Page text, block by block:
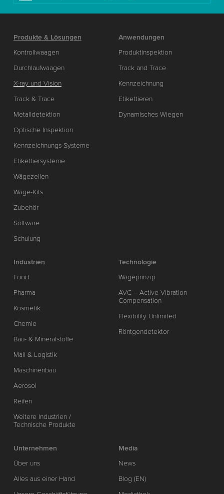
Produkte & Lösungen
Kontrollwaagen
Durchlaufwaagen
X-ray und Vision
Track & Trace
Metalldetektion
Optische Inspektion
Kennzeichnungs-Systeme
Etikettiersysteme
Wägezellen
Wäge-Kits
Zubehör
Software
Schulung
Anwendungen
Produktinspektion
Track and Trace
Kennzeichnung
Etikettieren
Dynamisches Wiegen
Industrien
Food
Pharma
Kosmetik
Chemie
Bau- & Mineralstoffe
Mail & Logistik
Maschinenbau
Aerosol
Reifen
Weitere Industrien /
Technische Produkte
Technologie
Wägeprinzip
AVC – Active Vibration
Compensation
Flexibility Unlimited
Röntgendetektor
Unternehmen
Über uns
Alles aus einer Hand
Media
News
Blog (EN)